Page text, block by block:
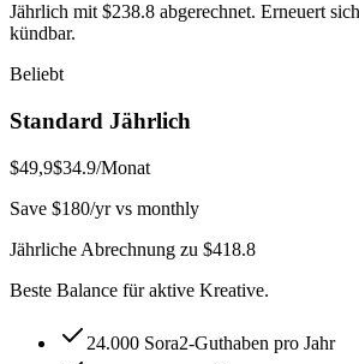
Jährlich mit $238.8 abgerechnet. Erneuert
kündbar.
Beliebt
Standard Jährlich
$49,9$34.9/Monat
Save $180/yr vs monthly
Jährliche Abrechnung zu $418.8
Beste Balance für aktive Kreative.
24.000 Sora2-Guthaben pro Jahr